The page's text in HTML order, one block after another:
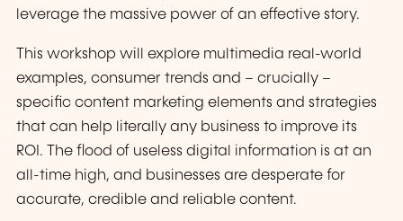
leverage the massive power of an effective story.
This workshop will explore multimedia real-world
examples, consumer trends and – crucially –
specific content marketing elements and strategies
that can help literally any business to improve its
ROI. The flood of useless digital information is at an
all-time high, and businesses are desperate for
accurate, credible and reliable content.